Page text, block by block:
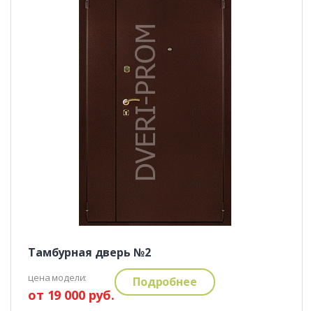
Тамбурная дверь №2
цена модели:
от 19 000 руб.
Подробнее